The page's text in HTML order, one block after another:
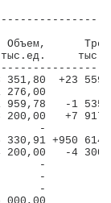
351,80  +23
276,00
959,78   -1
200,00   +7
-           -
330,91 +950
200,00   -4
-
-
-